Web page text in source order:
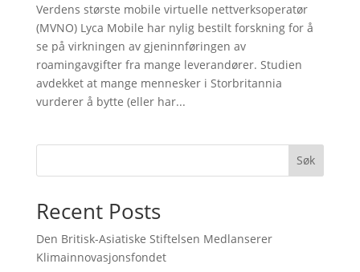
Verdens største mobile virtuelle nettverksoperatør
(MVNO) Lyca Mobile har nylig bestilt forskning for å
se på virkningen av gjeninnføringen av
roamingavgifter fra mange leverandører. Studien
avdekket at mange mennesker i Storbritannia
vurderer å bytte (eller har...
Søk
Recent Posts
Den Britisk-Asiatiske Stiftelsen Medlanserer
Klimainnovasjonsfondet